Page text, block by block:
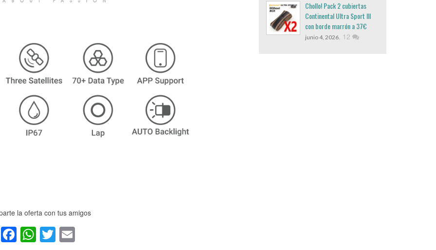
la oferta con tus amigos
Facebook
WhatsApp
Twitter
Email
Chollo! Pack 2 cubiertas
Continental Ultra Sport III
con borde marrón a 37€
junio 4, 2026, 12